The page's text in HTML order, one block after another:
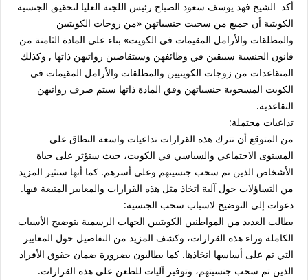
أكد الشيخ فهد يوسف سعود الصباح رئيس اللجنة العليا لتحقيق الجنسية
الكويتية أن جميع من سحبت جنسياتهن «من زوجات الكويتيين
والمطلقات والأرامل المقيمات في الكويت» بناء على المادة الثامنة من
قانون الجنسية سيبقين في وظائفهن وسيتقاضين رواتبهن ذاتها , وكذلك
المتقاعدات من زوجات الكويتيين والمطلقات والأرامل المقيمات في
الكويت المسحوبة جنسياتهن وفق المادة ذاتها سيتم صرف رواتبهن
التقاعدية.
تداعيات محتملة:
من المتوقع أن تترك هذه القرارات تداعيات واسعة النطاق على
المستوى الاجتماعي والسياسي في الكويت، حيث ستؤثر على حياة
الأشخاص الذين تم سحب جنسيتهم وعلى أسرهم. كما أنها ستثير المزيد
من التساؤلات حول آلية اتخاذ مثل هذه القرارات والمعايير المتبعة فيها.
دعوات إلى التوضيح لاسباب سحب الجنسية:
يطالب العديد من المواطنين الكويتيين الجهات الرسمية بتوضيح الأسباب
الكاملة وراء هذه القرارات، وكشف المزيد من التفاصيل حول المعايير
التي تم على أساسها اتخاذها. كما يطالبون بضرورة ضمان حقوق الأفراد
الذين تم سحب جنسيتهم، وتوفير آليات للطعن على هذه القرارات.